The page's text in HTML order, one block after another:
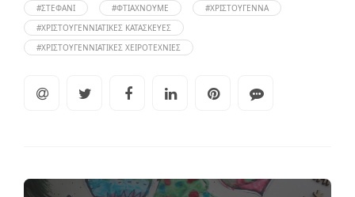
#ΣΤΕΦΆΝΙ
#ΦΤΙΆΧΝΟΥΜΕ
#ΧΡΙΣΤΟΎΓΕΝΝΑ
#ΧΡΙΣΤΟΥΓΕΝΝΙΆΤΙΚΕΣ ΚΑΤΑΣΚΕΥΈΣ
#ΧΡΙΣΤΟΥΓΕΝΝΙΆΤΙΚΕΣ ΧΕΙΡΟΤΕΧΝΊΕΣ